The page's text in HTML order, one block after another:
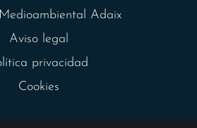
Adaix
Aviso legal
privacidad
Cookies